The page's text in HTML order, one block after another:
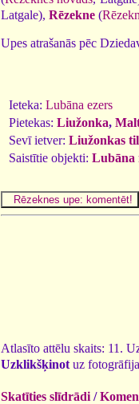
Latgale), Rēzekne (
Upes atrašanās pēc
Ieteka: Lubāna ezers
Pietekas: Liužonka,
Sevī ietver: Liužonkas
Saistītie objekti: Lubāna
Atlasīto attēlu skaits: 11.
Uzklikšķinot uz
Skatīties slīdrādi /